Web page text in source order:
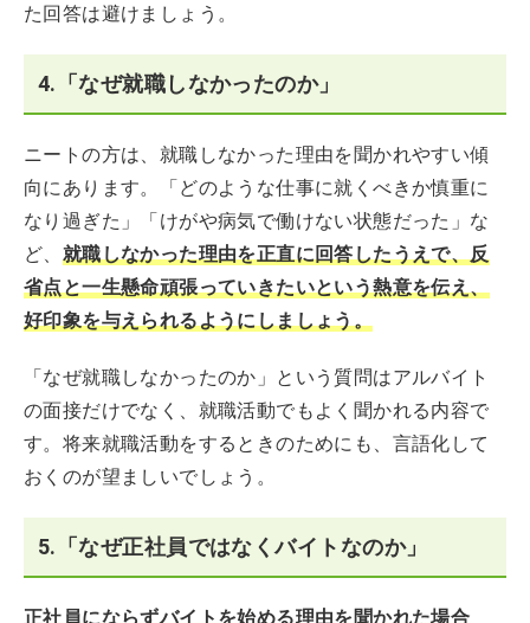
た回答は避けましょう。
4.「なぜ就職しなかったのか」
ニートの方は、就職しなかった理由を聞かれやすい傾
向にあります。「どのような仕事に就くべきか慎重に
なり過ぎた」「けがや病気で働けない状態だった」な
ど、 就職しなかった理由を正直に回答したうえで、反
省点と一生懸命頑張っていきたいという熱意を伝え、
好印象を与えられるようにしましょう。
「なぜ就職しなかったのか」という質問はアルバイト
の面接だけでなく、就職活動でもよく聞かれる内容で
す。将来就職活動をするときのためにも、言語化して
おくのが望ましいでしょう。
5.「なぜ正社員ではなくバイトなのか」
正社員にならずバイトを始める理由を聞かれた場合